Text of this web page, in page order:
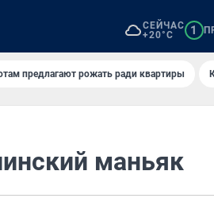
СЕЙЧАС
+20°C
1
предлагают рожать ради квартиры
маньяк